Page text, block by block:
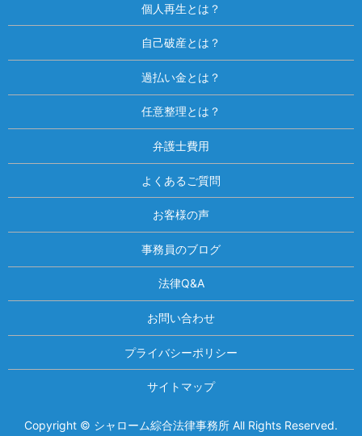
相談は何度でも無料！
個人再生とは？
自己破産とは？
過払い金とは？
任意整理とは？
弁護士費用
よくあるご質問
お客様の声
事務員のブログ
法律Q&A
お問い合わせ
プライバシーポリシー
サイトマップ
Copyright © シャローム綜合法律事務所 All Rights Reserved.